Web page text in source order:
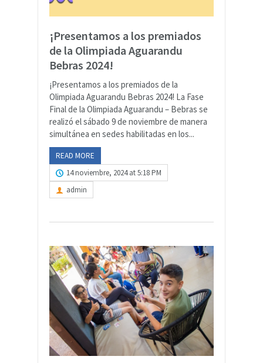
¡Presentamos a los premiados
de la Olimpiada Aguarandu
Bebras 2024!
¡Presentamos a los premiados de la
Olimpiada Aguarandu Bebras 2024! La Fase
Final de la Olimpiada Aguarandu – Bebras se
realizó el sábado 9 de noviembre de manera
simultánea en sedes habilitadas en los...
READ MORE
14 noviembre, 2024 at 5:18 PM
admin